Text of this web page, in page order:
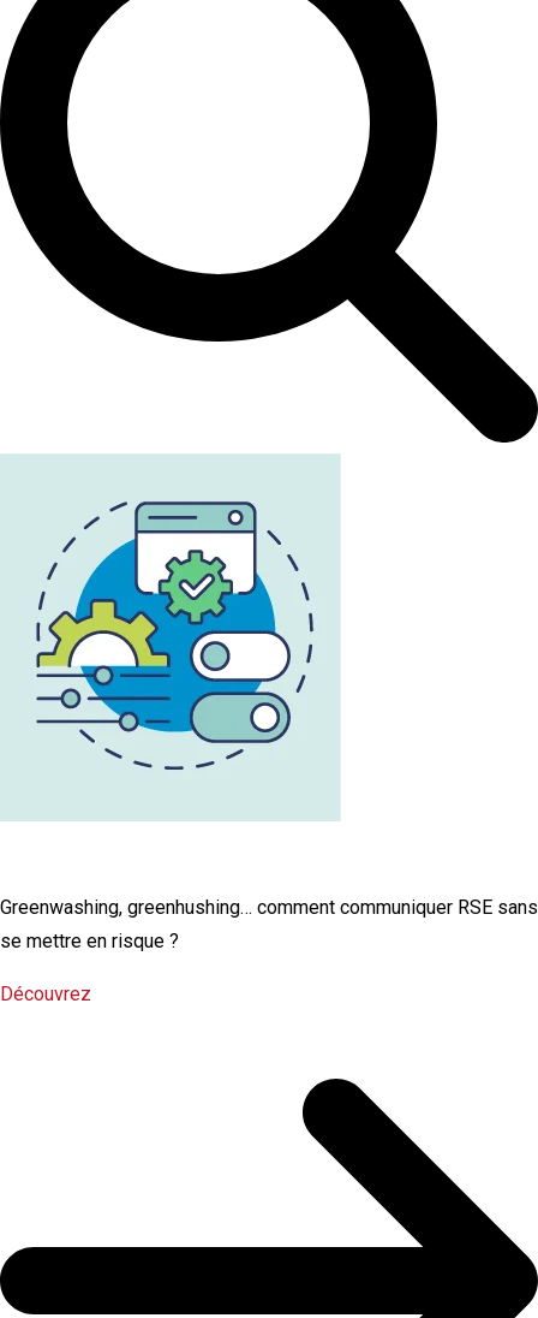
Greenwashing, greenhushing… comment communiquer RSE sans
se mettre en risque ?
Découvrez